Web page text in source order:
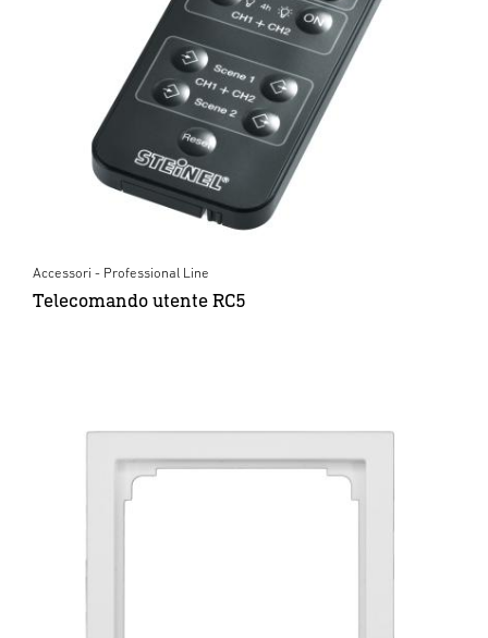
Accessori - Professional Line
Telecomando utente RC5